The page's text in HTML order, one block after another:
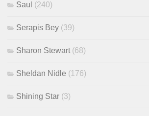
Saul (240)
Serapis Bey (39)
Sharon Stewart (68)
Sheldan Nidle (176)
Shining Star (3)